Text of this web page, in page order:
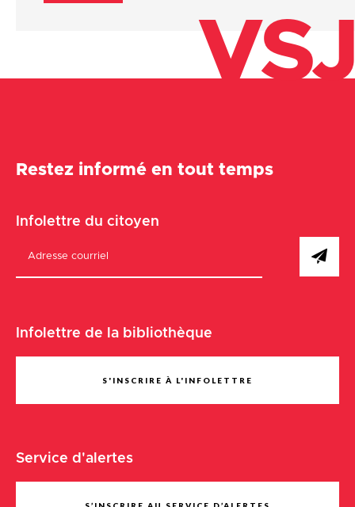
VSJ
Restez informé en tout temps
Infolettre du citoyen
Infolettre de la bibliothèque
S'INSCRIRE À L'INFOLETTRE
Service d'alertes